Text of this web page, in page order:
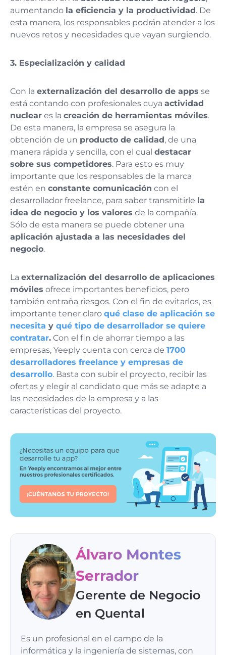
aumentando la eficiencia y la productividad. De
esta manera, los responsables podrán atender a los
nuevos retos y necesidades que vayan surgiendo.
3. Especialización y calidad
Con la externalización del desarrollo de apps se
está contando con profesionales cuya actividad
nuclear es la creación de herramientas móviles.
De esta manera, la empresa se asegura la
obtención de un producto de calidad, de una
manera rápida y sencilla, con el cual destacar
sobre sus competidores. Para esto es muy
importante que los responsables de la marca
estén en constante comunicación con el
desarrollador freelance, para saber transmitirle la
idea de negocio y los valores de la compañía.
Sólo de esta manera se puede obtener una
aplicación ajustada a las necesidades del
negocio.
La externalización del desarrollo de aplicaciones
móviles ofrece importantes beneficios, pero
también entraña riesgos. Con el fin de evitarlos, es
importante tener claro qué clase de aplicación se
necesita y qué tipo de desarrollador se quiere
contratar. Con el fin de ahorrar tiempo a las
empresas, Yeeply cuenta con cerca de 1700
desarrolladores freelance y empresas de
desarrollo. Basta con subir el proyecto, recibir las
ofertas y elegir al candidato que más se adapte a
las necesidades de la empresa y a las
características del proyecto.
Álvaro Montes
Serrador
Gerente de Negocio
en Quental
Es un profesional en el campo de la
informática y la ingeniería de sistemas, con